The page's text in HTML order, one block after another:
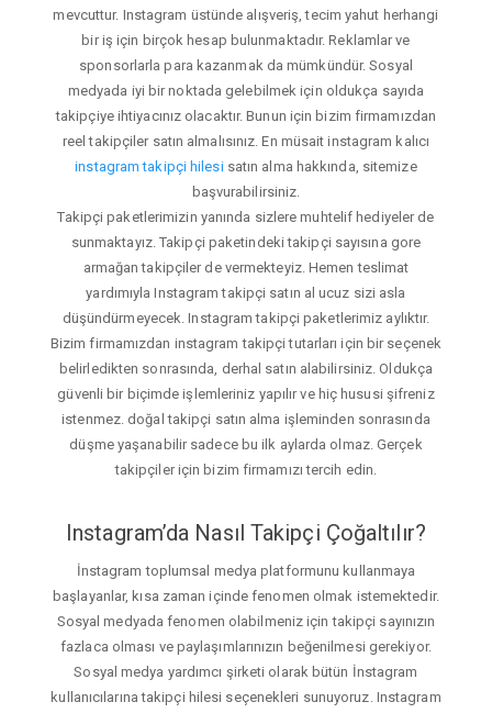
mevcuttur. Instagram üstünde alışveriş, tecim yahut herhangi
bir iş için birçok hesap bulunmaktadır. Reklamlar ve
sponsorlarla para kazanmak da mümkündür. Sosyal
medyada iyi bir noktada gelebilmek için oldukça sayıda
takipçiye ihtiyacınız olacaktır. Bunun için bizim firmamızdan
reel takipçiler satın almalısınız. En müsait instagram kalıcı
instagram takipçi hilesisatın alma hakkında, sitemize
başvurabilirsiniz.
Takipçi paketlerimizin yanında sizlere muhtelif hediyeler de
sunmaktayız. Takipçi paketindeki takipçi sayısına gore
armağan takipçiler de vermekteyiz. Hemen teslimat
yardımıyla Instagram takipçi satın al ucuz sizi asla
düşündürmeyecek. Instagram takipçi paketlerimiz aylıktır.
Bizim firmamızdan instagram takipçi tutarları için bir seçenek
belirledikten sonrasında, derhal satın alabilirsiniz. Oldukça
güvenli bir biçimde işlemleriniz yapılır ve hiç hususi şifreniz
istenmez. doğal takipçi satın alma işleminden sonrasında
düşme yaşanabilir sadece bu ilk aylarda olmaz. Gerçek
takipçiler için bizim firmamızı tercih edin.
Instagram’da Nasıl Takipçi Çoğaltılır?
İnstagram toplumsal medya platformunu kullanmaya
başlayanlar, kısa zaman içinde fenomen olmak istemektedir.
Sosyal medyada fenomen olabilmeniz için takipçi sayınızın
fazlaca olması ve paylaşımlarınızın beğenilmesi gerekiyor.
Sosyal medya yardımcı şirketi olarak bütün İnstagram
kullanıcılarına takipçi hilesi seçenekleri sunuyoruz. Instagram